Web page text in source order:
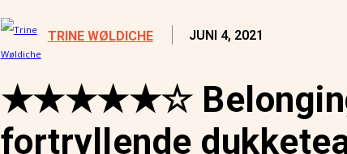
TRINE WØLDICHE JUNI 4, 2021
★★★★★☆
fortryllende